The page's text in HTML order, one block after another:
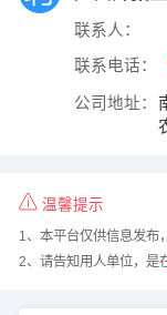
联系人：
联系电话：
公司地址：
温馨提示
1、本平台仅供信息发布
2、请告知用人单位，是